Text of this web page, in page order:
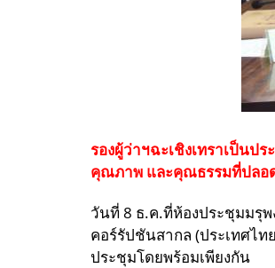
รองผู้ว่าฯฉะเชิงเทราเป็น
คุณภาพ และคุณธรรมที่ปลอ
วันที่ 8 ธ.ค.ที่ห้องประชุมมรุ
คอร์รัปชันสากล (ประเทศไ
ประชุมโดยพร้อมเพียงกัน